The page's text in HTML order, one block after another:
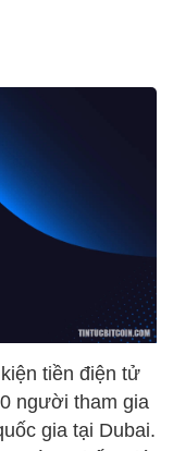
tiền điện tử
người tham gia
gia tại Dubai.